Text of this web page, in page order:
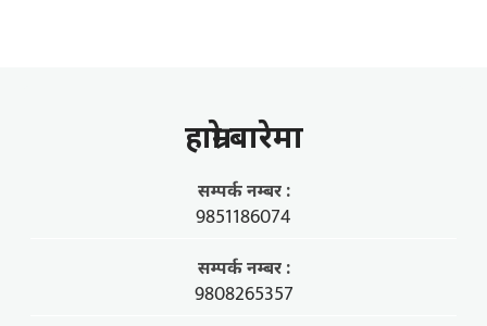
हाम्राे बारेमा
सम्पर्क नम्बर :
9851186074
सम्पर्क नम्बर :
9808265357